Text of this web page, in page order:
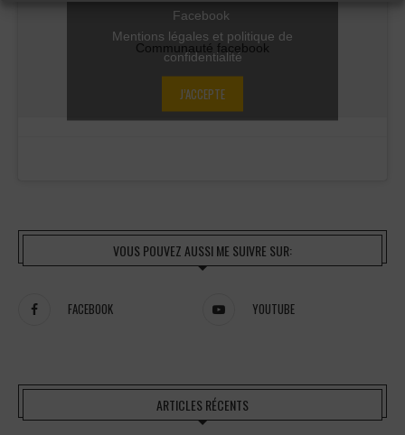
Communauté facebook
Facebook
Mentions légales et politique de
confidentialité
J’ACCEPTE
VOUS POUVEZ AUSSI ME SUIVRE SUR:
FACEBOOK YOUTUBE
ARTICLES RÉCENTS